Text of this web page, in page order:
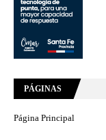
PÁGINAS
Página Principal